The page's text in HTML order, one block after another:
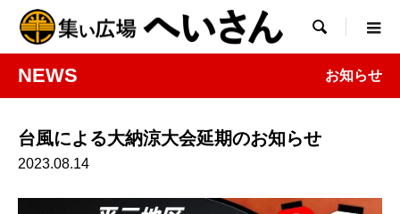

NEWS お知らせ
台風による大納涼大会延期のお知らせ
2023.08.14